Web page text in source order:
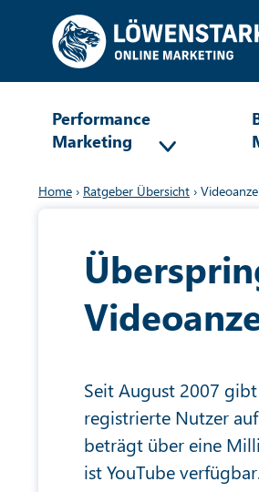
Performance
Marketing
Home › Ratgeber Übersicht ›
Seit August 2007
registrierte Nutzer
beträgt über eine
ist YouTube